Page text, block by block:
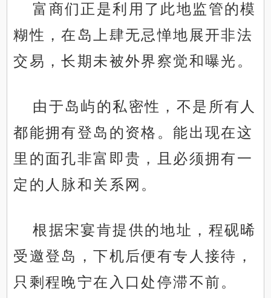
富商们正是利用了此地监管的模
糊性，在岛上肆无忌惮地展开非法
交易，长期未被外界察觉和曝光。
由于岛屿的私密性，不是所有人
都能拥有登岛的资格。能出现在这
里的面孔非富即贵，且必须拥有一
定的人脉和关系网。
根据宋宴肯提供的地址，程砚晞
受邀登岛，下机后便有专人接待，
只剩程晚宁在入口处停滞不前。